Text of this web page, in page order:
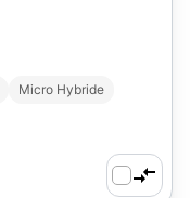
Micro Hybride